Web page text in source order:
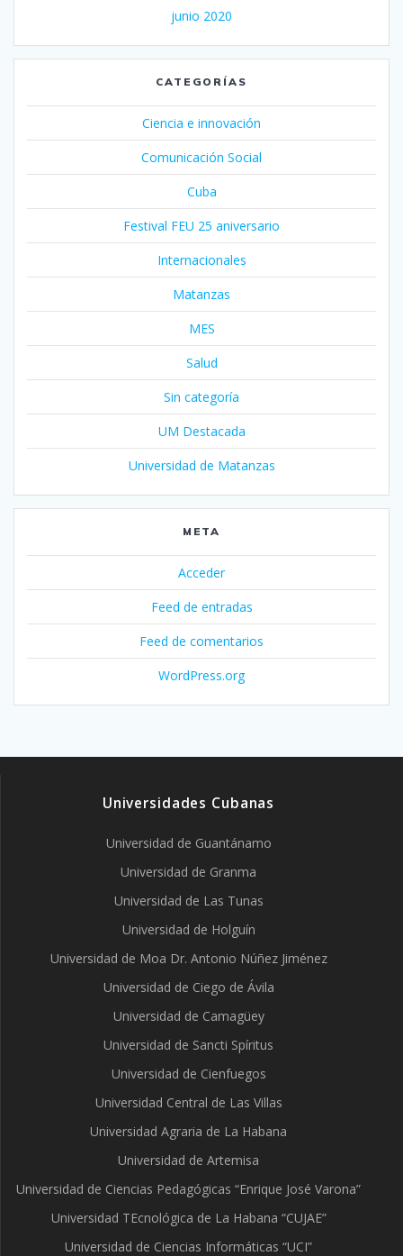
junio 2020
CATEGORÍAS
Ciencia e innovación
Comunicación Social
Cuba
Festival FEU 25 aniversario
Internacionales
Matanzas
MES
Salud
Sin categoría
UM Destacada
Universidad de Matanzas
META
Acceder
Feed de entradas
Feed de comentarios
WordPress.org
Universidades Cubanas
Universidad de Guantánamo
Universidad de Granma
Universidad de Las Tunas
Universidad de Holguín
Universidad de Moa Dr. Antonio Núñez Jiménez
Universidad de Ciego de Ávila
Universidad de Camagüey
Universidad de Sancti Spíritus
Universidad de Cienfuegos
Universidad Central de Las Villas
Universidad Agraria de La Habana
Universidad de Artemisa
Universidad de Ciencias Pedagógicas “Enrique José Varona”
Universidad TEcnológica de La Habana “CUJAE”
Universidad de Ciencias Informáticas “UCI”